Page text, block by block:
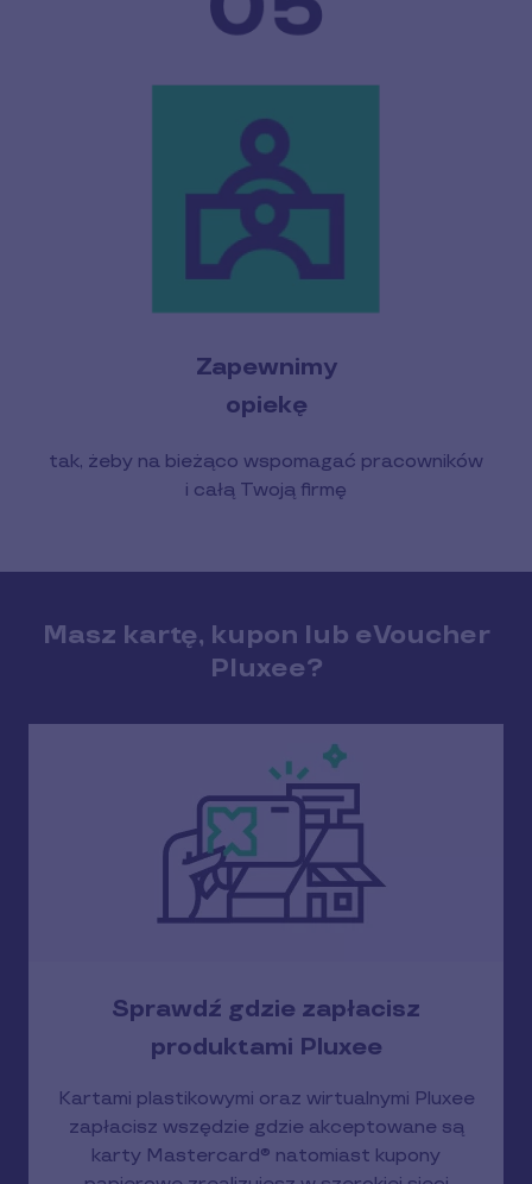
Zapewnimy
opiekę
tak, żeby na bieżąco wspomagać pracowników
i całą Twoją firmę
Masz kartę, kupon lub eVoucher
Pluxee?
Sprawdź gdzie zapłacisz
produktami Pluxee
Kartami plastikowymi oraz wirtualnymi Pluxee
zapłacisz wszędzie gdzie akceptowane są
karty Mastercard® natomiast kupony